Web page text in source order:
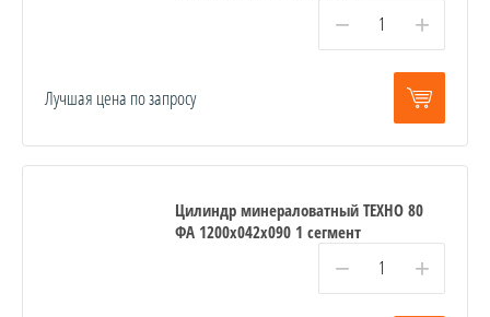
− +
Лучшая цена по запросу
Цилиндр минераловатный ТЕХНО 80
ФА 1200x042x090 1 сегмент
− +